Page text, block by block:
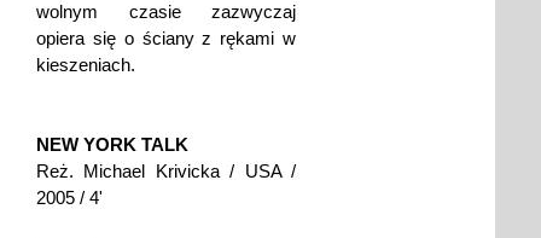
wolnym czasie zazwyczaj
opiera się o ściany z rękami w
kieszeniach.
NEW YORK TALK
Reż. Michael Krivicka / USA /
2005 / 4'